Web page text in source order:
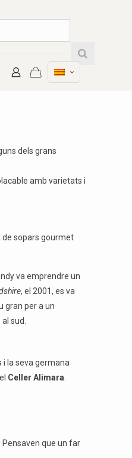
dels grans
amb varietats i
de sopars gourmet
va emprendre un
, el 2001, es va
gran per a un
sud.
i la seva germana
Celler Alimara
Pensaven que un far